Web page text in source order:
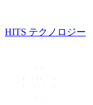
HITS テクノロジー